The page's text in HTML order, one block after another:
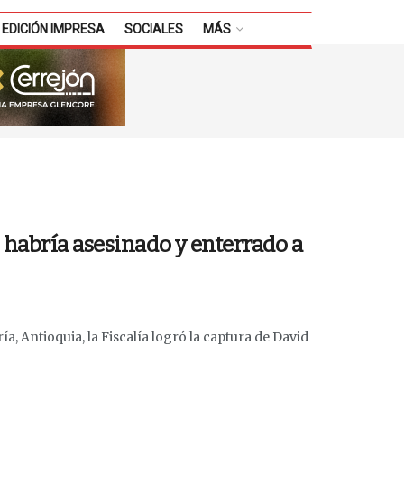
EDICIÓN IMPRESA SOCIALES MÁS
asesinado y enterrado a
Antioquia, la Fiscalía logró la captura de David